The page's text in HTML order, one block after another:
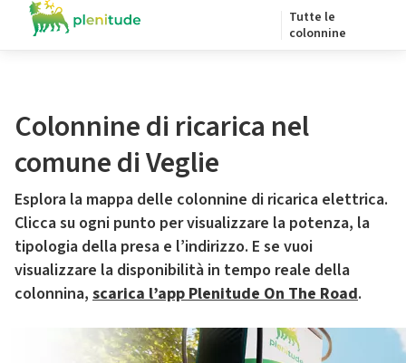
Tutte le
colonnine
Colonnine di ricarica nel
comune di Veglie
Esplora la mappa delle colonnine di ricarica elettrica.
Clicca su ogni punto per visualizzare la potenza, la
tipologia della presa e l’indirizzo. E se vuoi
visualizzare la disponibilità in tempo reale della
colonnina, scarica l’app Plenitude On The Road.